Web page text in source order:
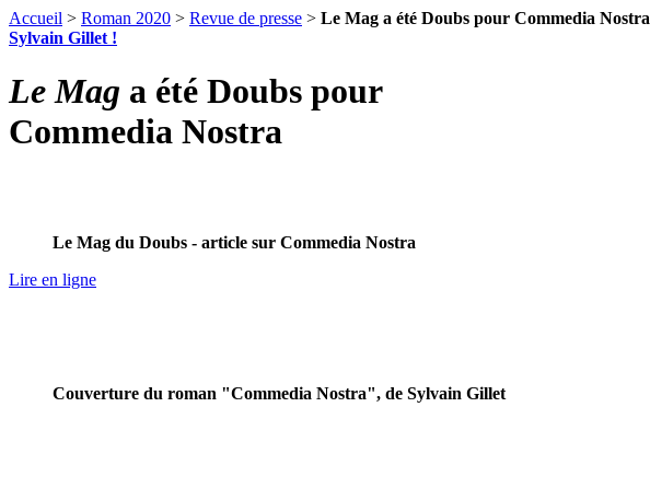
Accueil > Roman 2020 > Revue de presse > Le Mag a été Doubs pour Commedia Nostra
Sylvain Gillet !
Le Mag a été Doubs pour
Commedia Nostra
Le Mag du Doubs - article sur Commedia Nostra
Lire en ligne
Couverture du roman "Commedia Nostra", de Sylvain Gillet